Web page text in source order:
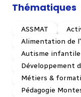
Thématiques
ASSMAT
Alimentation de
Autisme infantile
Développement
Métiers &
Pédagogie